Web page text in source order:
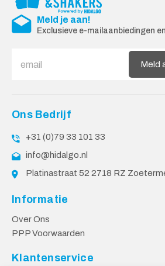
Meld je aan!
Exclusieve e-mailaanbiedingen
Meld
Ons Bedrijf
+31 (0)79 33 101 33
info@hidalgo.nl
Platinastraat 52 2718 RZ
Informatie
Over Ons
PPP Voorwaarden
Klantenservice